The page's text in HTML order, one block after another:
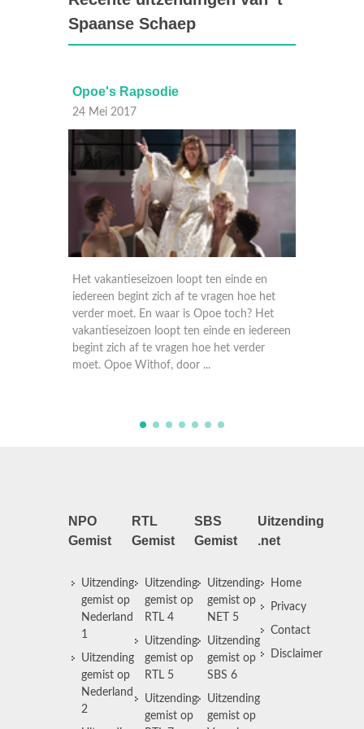
Spaanse Schaep
loopt ten einde en
zich af te vragen hoe het
waar is Opoe toch? Het
loopt ten einde en iedereen
vragen hoe het verder
Een oude jeugdliefde van Opoe,
boekt een nachtje in het hotel.
op, in tegenstelling tot Door en
Door heeft het uitgemaakt met
Kootje ziet Raquel nog steeds. Een
NPO
Gemist
Uitzending
gemist op
Nederland
1
Uitzending
gemist op
Nederland
2
RTL
Gemist
Uitzending
gemist op
RTL 4
Uitzending
gemist op
RTL 5
Uitzending
gemist op
SBS
Gemist
Uitzending
gemist op
NET 5
Uitzending
gemist op
SBS 6
Uitzending
gemist op
Uitzending
.net
Home
Privacy
Contact
Disclaimer